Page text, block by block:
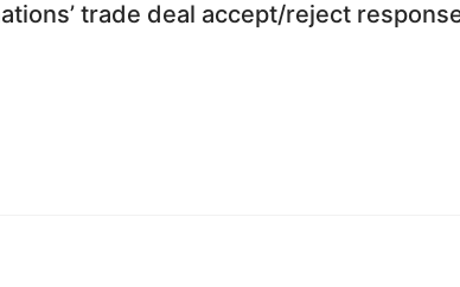
trade deal accept/reject